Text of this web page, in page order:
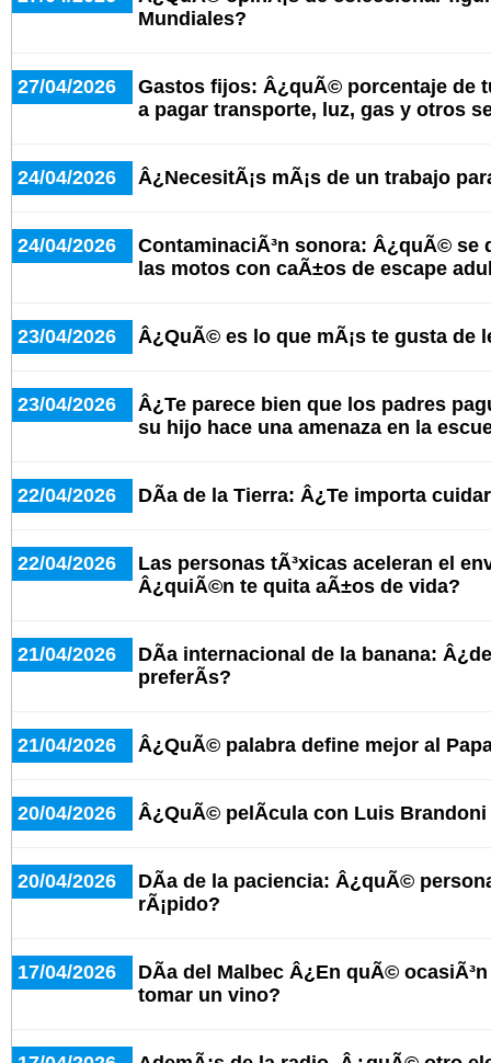
Mundiales?
27/04/2026
Gastos fijos: Â¿quÃ© porcentaje de
a pagar transporte, luz, gas y otros
24/04/2026 Â¿NecesitÃ¡s mÃ¡s de un trabajo
24/04/2026
ContaminaciÃ³n sonora: Â¿quÃ© se
las motos con caÃ±os de escape
23/04/2026 Â¿QuÃ© es lo que mÃ¡s te gusta de
23/04/2026
Â¿Te parece bien que los padres
su hijo hace una amenaza en la
22/04/2026 DÃ­a de la Tierra: Â¿Te importa
22/04/2026
Las personas tÃ³xicas aceleran el
Â¿quiÃ©n te quita aÃ±os de vida?
21/04/2026
DÃ­a internacional de la banana:
preferÃ­s?
21/04/2026 Â¿QuÃ© palabra define mejor al
20/04/2026 Â¿QuÃ© pelÃ­cula con Luis Brandoni
20/04/2026
DÃ­a de la paciencia: Â¿quÃ©
rÃ¡pido?
17/04/2026
DÃ­a del Malbec Â¿En quÃ©
tomar un vino?